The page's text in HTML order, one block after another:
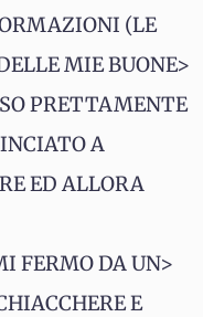
(LE
MIE BUONE>
PRETTAMENTE
A
ED ALLORA
FERMO DA UN>
E